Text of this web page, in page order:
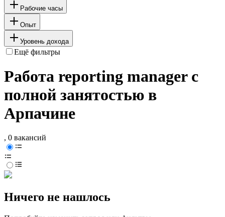
Рабочие часы
Опыт
Уровень дохода
Ещё фильтры
Работа reporting manager с
полной занятостью в
Арпачине
, 0 вакансий
Ничего не нашлось